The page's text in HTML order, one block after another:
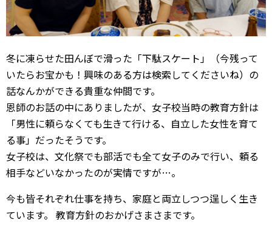
冬に凍らせた田んぼで滑った「下駄スケート」（今残って
いたらお宝かも！興味のある方は検索してくださいね）の
話なんかができる貴重な仲間です。
恩師のお話の中にありましたが、女子校当時の教育方針は
「男性に頼らなくても生きて行ける、自立した女性を育て
る事」だったそうです。
女子校は、文化祭でも部活でも全て女子のみで行い、頼る
相手などいなかったのが実情ですが…。
今も皆それぞれ仕事を持ち、家庭と両立しつつ逞しく生き
ています。 教育方針のおかげさまさまです。